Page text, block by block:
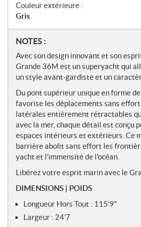
Couleur extérieure :
Gris
N
o
t
e
s
NOTES :
Avec son design innovant et son
Grande 36M est un superyacht qui
un style avant-gardiste et un
Du pont supérieur unique en forme
favorise les déplacements sans
latérales entièrement rétractables
avec la mer, chaque détail est conçu
espaces intérieurs et extérieurs. Ce
barrière abolit sans effort les
yacht et l'immensité de l'océan.
Libérez votre esprit marin avec le
DIMENSIONS | POIDS
Longueur Hors Tout : 115'9"
Largeur : 24'7